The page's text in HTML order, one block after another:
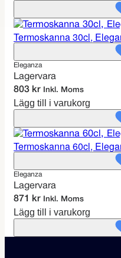
Termoskanna 30cl,
Eleganza
Lagervara
803 kr Inkl. Moms
Lägg till i varukorg
Termoskanna 60cl,
Eleganza
Lagervara
871 kr Inkl. Moms
Lägg till i varukorg